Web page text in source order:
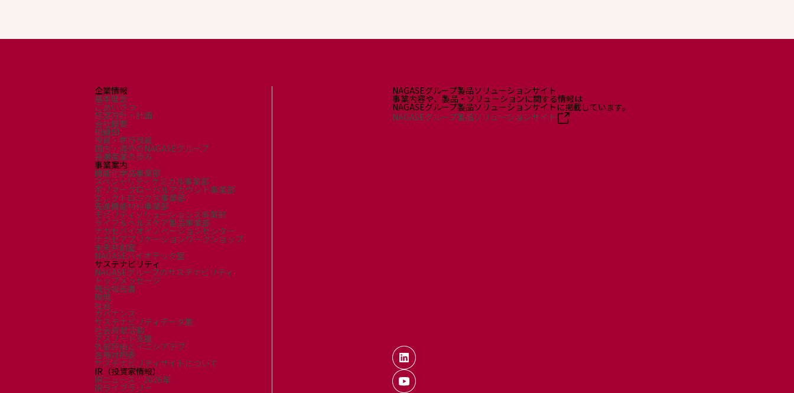
株主・株式情報
NAGASEグループのサステナビリティ
サステナビリティデータ集
サステナビリティサイトについて
企業情報
基本理念
ごあいさつ
経営方針・計画
会社概要
組織図
役員・執行役員
国内・海外のNAGASEグループ
長瀬産業の歩み
事業案内
機能化学品事業部
スペシャリティケミカル事業部
ポリマーグローバルアカウント事業部
エレクトロニクス事業部
先進機能材料事業部
モビリティソリューションズ事業部
ライフ＆ヘルスケア製品事業部
ナガセバイオイノベーションセンター
ナガセアプリケーションワークショップ
未来共創室
NAGASEバイオテック室
サステナビリティ
NAGASEグループのサステナビリティ
トップメッセージ
統合報告書
環境
社会
ガバナンス
サステナビリティデータ集
社会貢献活動
アスリート支援
外部評価とイニシアチブ
各種対照表
サステナビリティサイトについて
IR（投資家情報）
IRニュース：2026年
IRライブラリー
NAGASEグループ製品ソリューションサイト
事業内容や、製品・ソリューションに関する情報は
NAGASEグループ製品ソリューションサイトに掲載しています。
NAGASEグループ製品ソリューションサイト